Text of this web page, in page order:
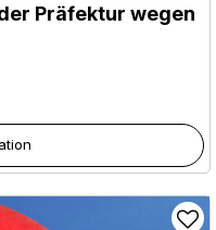
Präfektur wegen